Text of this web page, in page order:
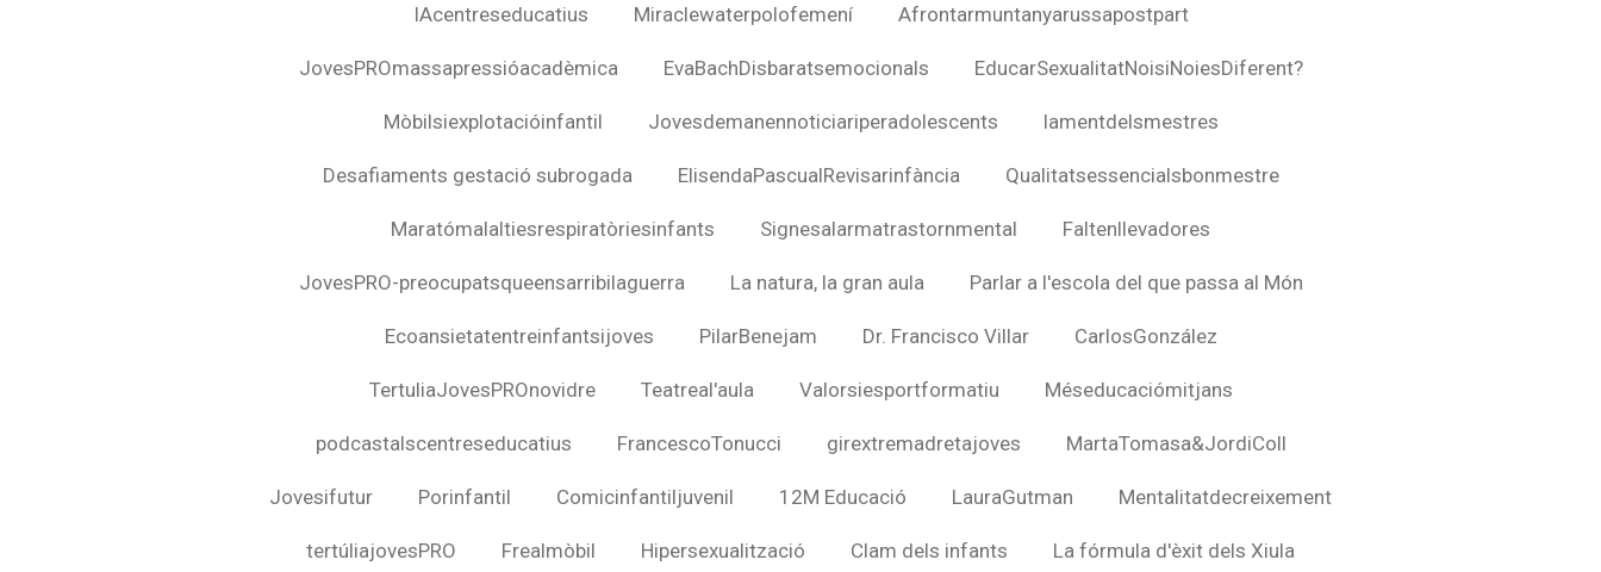
IAcentreseducatius Miraclewaterpolofemení Afrontarmuntanyarussapostpart
JovesPROmassapressióacadèmica EvaBachDisbaratsemocionals EducarSexualitatNoisiNoiesDiferent?
Mòbilsiexplotacióinfantil Jovesdemanennoticiariperadolescents lamentdelsmestres
Desafiaments gestació subrogada ElisendaPascualRevisarinfància Qualitatsessencialsbonmestre
Maratómalaltiesrespiratòriesinfants Signesalarmatrastornmental Faltenllevadores
JovesPRO-preocupatsqueensarribilaguerra La natura, la gran aula Parlar a l'escola del que passa al Món
Ecoansietatentreinfantsijoves PilarBenejam Dr. Francisco Villar CarlosGonzález
TertuliaJovesPROnovidre Teatreal'aula Valorsiesportformatiu Méseducaciómitjans
podcastalscentreseducatius FrancescoTonucci girextremadretajoves MartaTomasa&JordiColl
Jovesifutur Porinfantil Comicinfantiljuvenil 12M Educació LauraGutman Mentalitatdecreixement
tertúliajovesPRO Frealmòbil Hipersexualització Clam dels infants La fórmula d'èxit dels Xiula